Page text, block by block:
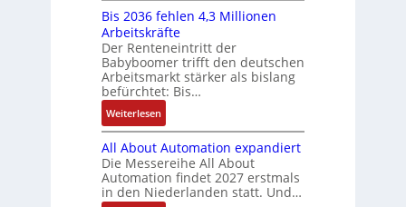
a
h
m
e
,
g
e
p
ä
g
t
s
e
m
e
h
r
e
r
z
u
m
V
o
r
s
E
r
g
e
b
n
i
s
s
e
b
e
s
-
u
n
d
M
a
r
k
e
t
I
b
r
a
u
c
h
t
S
t
r
Bis 2036 fehlen 4,3 Millionen
Arbeitskräfte
Der Renteneintritt der
Babyboomer trifft den deutschen
Arbeitsmarkt stärker als bislang
befürchtet: Bis…
Weiterlesen:
B
i
s
2
0
All About Automation expandiert
Die Messereihe All About
Automation findet 2027 erstmals
in den Niederlanden statt. Und…